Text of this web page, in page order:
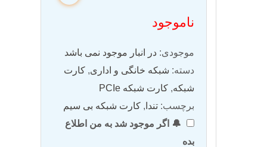
ناموجود
موجودی: در انبار موجود نمی باشد
دسته: شبکه خانگی و اداری, کارت
شبکه, کارت شبکه PCIe
برچسب: تندا , کارت شبکه بی سیم
🔔 اگر موجود شد به من اطلاع
بده